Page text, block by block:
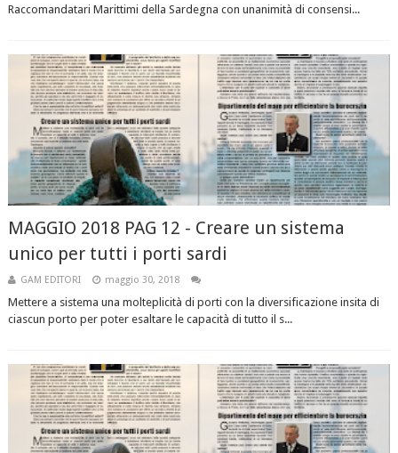
Raccomandatari Marittimi della Sardegna con unanimità di consensi...
MAGGIO 2018 PAG 12 - Creare un sistema
unico per tutti i porti sardi
GAM EDITORI maggio 30, 2018
Mettere a sistema una molteplicità di porti con la diversificazione insita di
ciascun porto per poter esaltare le capacità di tutto il s...